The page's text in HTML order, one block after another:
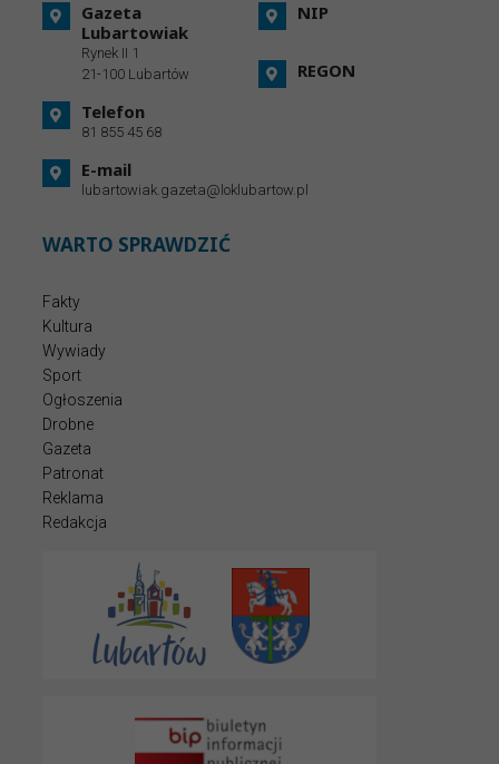
Gazeta
Lubartowiak
Rynek II 1
21-100 Lubartów
Telefon
81 855 45 68
E-mail
lubartowiak.gazeta@loklubartow.pl
NIP
REGON
WARTO SPRAWDZIĆ
Fakty
Kultura
Wywiady
Sport
Ogłoszenia
Drobne
Gazeta
Patronat
Reklama
Redakcja